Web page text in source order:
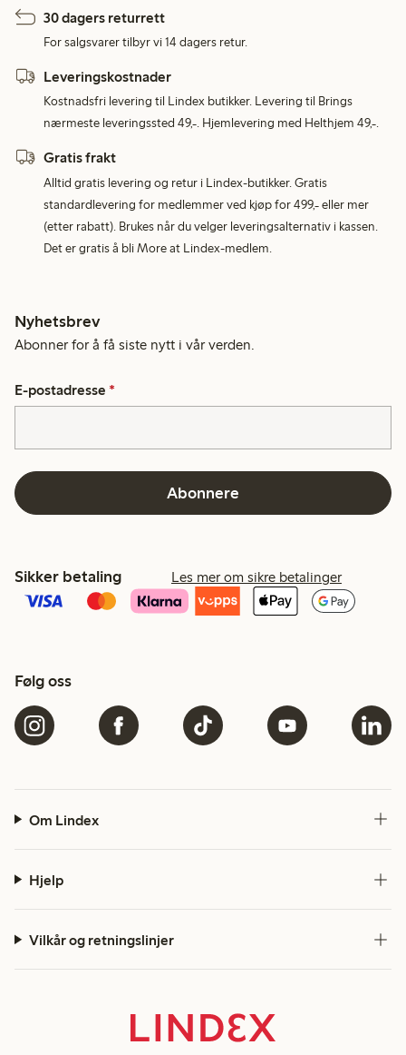
30 dagers returrett
For salgsvarer tilbyr vi 14 dagers retur.
Leveringskostnader
Kostnadsfri levering til Lindex butikker. Levering til Brings
nærmeste leveringssted 49,-. Hjemlevering med Helthjem 49,-.
Gratis frakt
Alltid gratis levering og retur i Lindex-butikker. Gratis
standardlevering for medlemmer ved kjøp for 499,- eller mer
(etter rabatt). Brukes når du velger leveringsalternativ i kassen.
Det er gratis å bli More at Lindex-medlem.
Nyhetsbrev
Abonner for å få siste nytt i vår verden.
E-postadresse *
Abonnere
Sikker betaling Les mer om sikre betalinger
Følg oss
Om Lindex
Hjelp
Vilkår og retningslinjer